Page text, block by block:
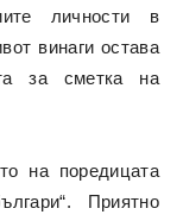
личности в
винаги остава
за сметка на
на поредицата
Приятно